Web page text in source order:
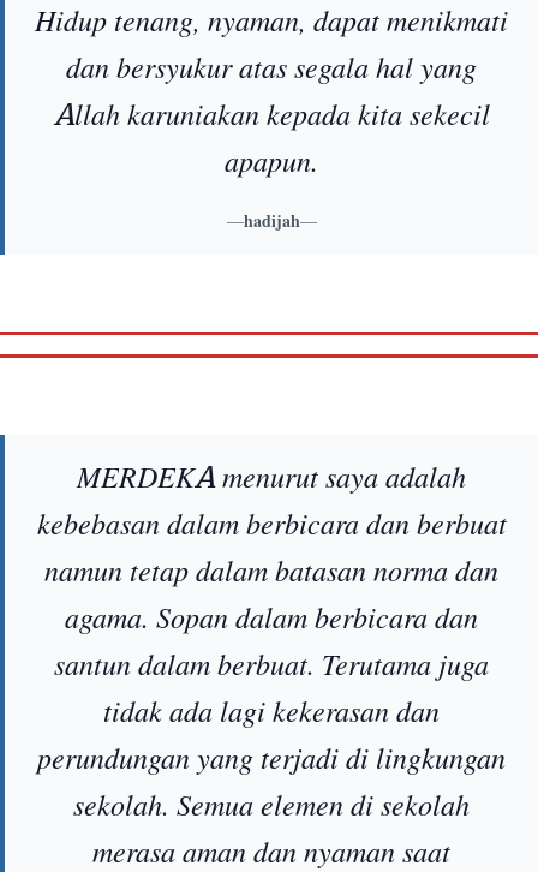
Hidup tenang, nyaman, dapat menikmati
dan bersyukur atas segala hal yang
Allah karuniakan kepada kita sekecil
apapun.
—hadijah—
MERDEKA menurut saya adalah
kebebasan dalam berbicara dan berbuat
namun tetap dalam batasan norma dan
agama. Sopan dalam berbicara dan
santun dalam berbuat. Terutama juga
tidak ada lagi kekerasan dan
perundungan yang terjadi di lingkungan
sekolah. Semua elemen di sekolah
merasa aman dan nyaman saat